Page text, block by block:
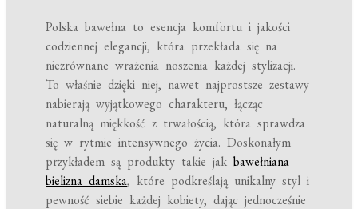
Polska bawełna to esencja komfortu i jakości
codziennej elegancji, która przekłada się na
niezrównane wrażenia noszenia każdej stylizacji.
To właśnie dzięki niej, nawet najprostsze zestawy
nabierają wyjątkowego charakteru, łącząc
naturalną miękkość z trwałością, która sprawdza
się w rytmie intensywnego życia. Doskonałym
przykładem są produkty takie jakbawełniana
bielizna damska, które podkreślają unikalny styl i
pewność siebie każdej kobiety, dając jednocześnie